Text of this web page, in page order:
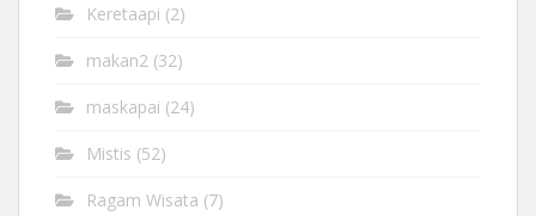
Keretaapi (2)
makan2 (32)
maskapai (24)
Mistis (52)
Ragam Wisata (7)